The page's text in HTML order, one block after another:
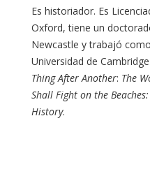
Es historiador. Es
Oxford, tiene un
Newcastle y trabajó
Universidad de
Thing After Another: The
Shall Fight on the
History.